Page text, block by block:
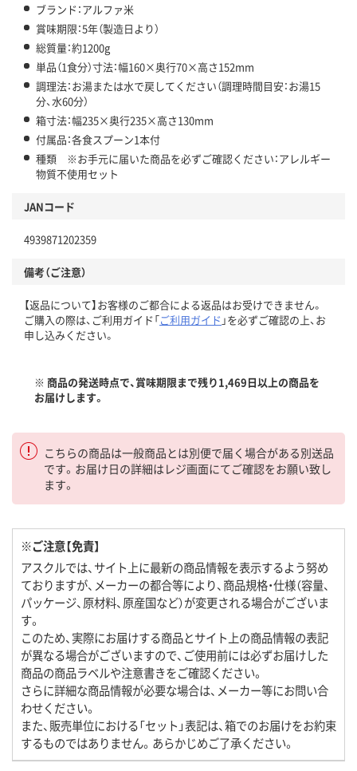
ブランド：アルファ米
賞味期限：5年（製造日より）
総質量：約1200g
単品（1食分）寸法：幅160×奥行70×高さ152mm
調理法：お湯または水で戻してください（調理時間目安：お湯15
分、水60分）
箱寸法：幅235×奥行235×高さ130mm
付属品：各食スプーン1本付
種類 ※お手元に届いた商品を必ずご確認ください：アレルギー
物質不使用セット
JANコード
4939871202359
備考（ご注意）
【返品について】お客様のご都合による返品はお受けできません。
ご購入の際は、ご利用ガイド「ご利用ガイド 」を必ずご確認の上、お
申し込みください。
※ 商品の発送時点で、賞味期限まで残り1,469日以上の商品を
お届けします。
こちらの商品は一般商品とは別便で届く場合がある別送品
です。お届け日の詳細はレジ画面にてご確認をお願い致し
ます。
※ご注意【免責】
アスクルでは、サイト上に最新の商品情報を表示するよう努め
ておりますが、メーカーの都合等により、商品規格・仕様（容量、
パッケージ、原材料、原産国など）が変更される場合がございま
す。
このため、実際にお届けする商品とサイト上の商品情報の表記
が異なる場合がございますので、ご使用前には必ずお届けした
商品の商品ラベルや注意書きをご確認ください。
さらに詳細な商品情報が必要な場合は、メーカー等にお問い合
わせください。
また、販売単位における「セット」表記は、箱でのお届けをお約束
するものではありません。あらかじめご了承ください。